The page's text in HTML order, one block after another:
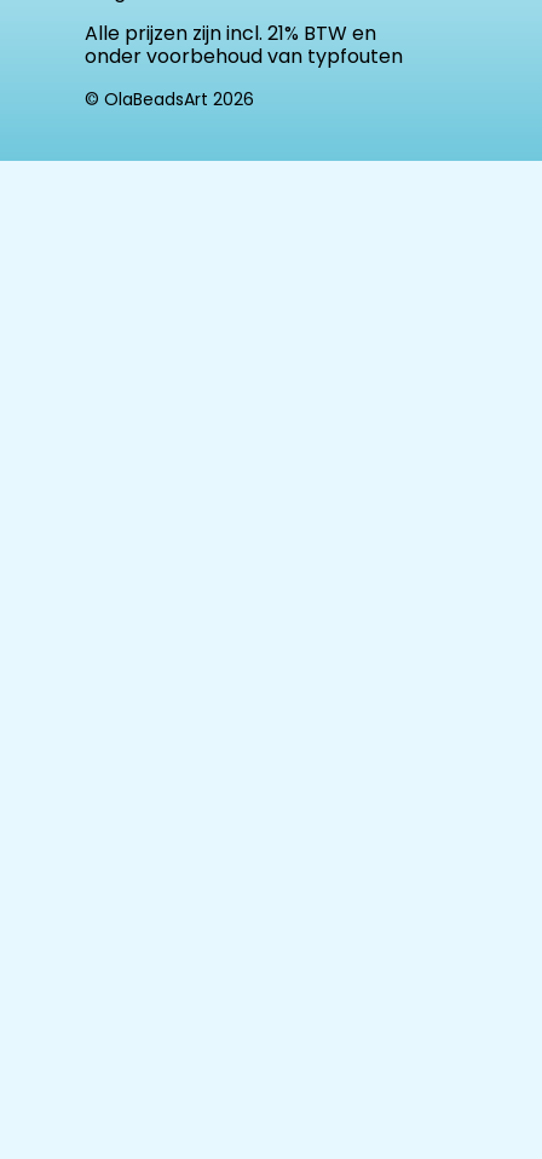
Alle prijzen zijn incl. 21% BTW en
onder voorbehoud van typfouten
© OlaBeadsArt 2026